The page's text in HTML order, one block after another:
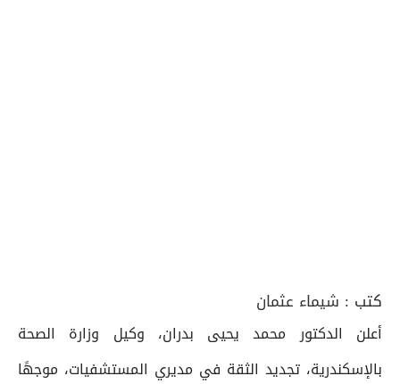
كتب : شيماء عثمان
أعلن الدكتور محمد يحيى بدران، وكيل وزارة الصحة
بالإسكندرية، تجديد الثقة في مديري المستشفيات، موجهًا